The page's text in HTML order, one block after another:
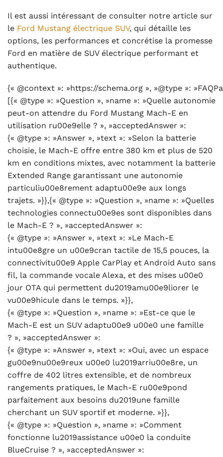
Il est aussi intéressant de consulter notre article sur
le Ford Mustang électrique SUV, qui détaille les
options, les performances et concrétise la promesse
Ford en matière de SUV électrique performant et
authentique.
{« @context »: »https://schema.org », »@type »:
[{« @type »: »Question », »name »: »Quelle autonomie
peut-on attendre du Ford Mustang Mach-E en
utilisation ru00e9elle ? », »acceptedAnswer »:
{« @type »: »Answer », »text »: »Selon la batterie
choisie, le Mach-E offre entre 380 km et plus de 520
km en conditions mixtes, avec notamment la batterie
Extended Range garantissant une autonomie
particuliu00e8rement adaptu00e9e aux longs
trajets. »}},{« @type »: »Question », »name »: »Quelles
technologies connectu00e9es sont disponibles dans
le Mach-E ? », »acceptedAnswer »:
{« @type »: »Answer », »text »: »Le Mach-E
intu00e8gre un u00e9cran tactile de 15,5 pouces, la
connectivitu00e9 Apple CarPlay et Android Auto sans
fil, la commande vocale Alexa, et des mises u00e0
jour OTA qui permettent du2019amu00e9liorer le
vu00e9hicule dans le temps. »}},
{« @type »: »Question », »name »: »Est-ce que le
Mach-E est un SUV adaptu00e9 u00e0 une famille
? », »acceptedAnswer »:
{« @type »: »Answer », »text »: »Oui, avec un espace
gu00e9nu00e9reux u00e0 lu2019arriu00e8re, un
coffre de 402 litres extensible, et de nombreux
rangements pratiques, le Mach-E ru00e9pond
parfaitement aux besoins du2019une famille
cherchant un SUV sportif et moderne. »}},
{« @type »: »Question », »name »: »Comment
fonctionne lu2019assistance u00e0 la conduite
BlueCruise ? », »acceptedAnswer »: